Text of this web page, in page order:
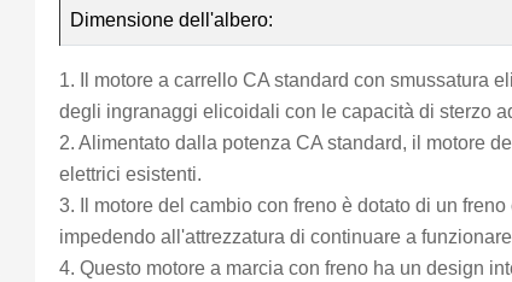
Dimensione dell'albero:
1. Il motore a carrello CA standard con smussatura
degli ingranaggi elicoidali con le capacità di sterzo
2. Alimentato dalla potenza CA standard, il motore
elettrici esistenti.
3. Il motore del cambio con freno è dotato di un
impedendo all'attrezzatura di continuare a
4. Questo motore a marcia con freno ha un design